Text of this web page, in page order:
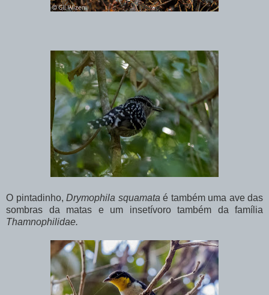
O pintadinho, Drymophila squamata é também uma ave das
sombras da matas e um insetívoro também da família
Thamnophilidae.